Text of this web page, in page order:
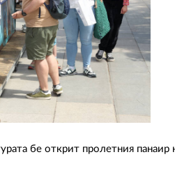
бе открит пролетния панаир